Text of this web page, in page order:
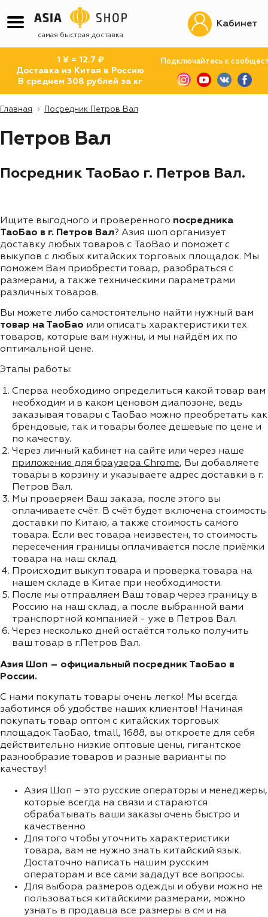
самая быстрая доставка
1 ¥ = 12.7 ₽
Доставка из Китая в Россию
В среднем 308 рублей за кг
Подключайтесь к
Кабинет
Главная Посредник Петров Вал
Петров Вал
Посредник ТаоБао г. Петров Вал.
Ищите выгодного и проверенного посредника
ТаоБао в г. Петров Вал? Азия шоп организует
доставку любых товаров с TaoBao и поможет с
выкупов с любых китайских торговых площадок. Мы
поможем Вам приобрести товар, разобраться с
размерами, а также техническими параметрами
различных товаров.
Вы можете либо самостоятельно найти нужный вам
товар на ТаоБао или описать характеристики тех
товаров, которые вам нужны, и мы найдём их по
оптимальной цене.
Этапы работы:
Сперва необходимо определиться какой товар вам
необходим и в каком ценовом диапозоне, ведь
заказывая товары с ТаоБао можно преобретать как
брендовые, так и товары более дешевые по цене и
по качеству.
Через личный кабинет на сайте или через наше
приложение для браузера Chrome, Вы добавляете
товары в корзину и указываете адрес доставки в г.
Петров Вал.
Мы проверяем Ваш заказа, после этого вы
оплачиваете счёт. В счёт будет включена стоимость
доставки по Китаю, а также стоимость самого
товара. Если вес товара неизвестен, то стоимость
пересечения границы оплачивается после приёмки
товара на наш склад.
Происходит выкуп товара и проверка товара на
нашем складе в Китае при необходимости.
После мы отправляем Ваш товар через границу в
Россию на наш склад, а после выбранной вами
транспортной компанией - уже в Петров Вал.
Через несколько дней остаётся только получить
ваш товар в г.Петров Вал.
Азия Шоп – официальный посредник ТаоБао в
России.
С нами покупать товары очень легко! Мы всегда
заботимся об удобстве наших клиентов! Начиная
покупать товар оптом с китайских торговых
площадок ТаоБао, tmall, 1688, вы откроете для себя
действительно низкие оптовые цены, гигантское
разнообразие товаров и разные варианты по
качеству!
Азия Шоп – это русские операторы и менеджеры,
которые всегда на связи и стараются
обрабатывать ваши заказы очень быстро и
качественно
Для того чтобы уточнить характеристики
товара, вам не нужно знать китайский язык.
Достаточно написать нашим русским
операторам и все сами зададут все вопросы.
Для выбора размеров одежды и обуви можно не
пользоваться китайскими размерами, можно
узнать в продавца все размеры в см и на